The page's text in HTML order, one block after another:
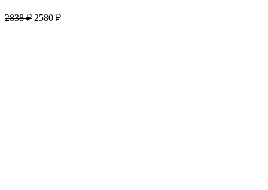
2838₽ 2580 ₽